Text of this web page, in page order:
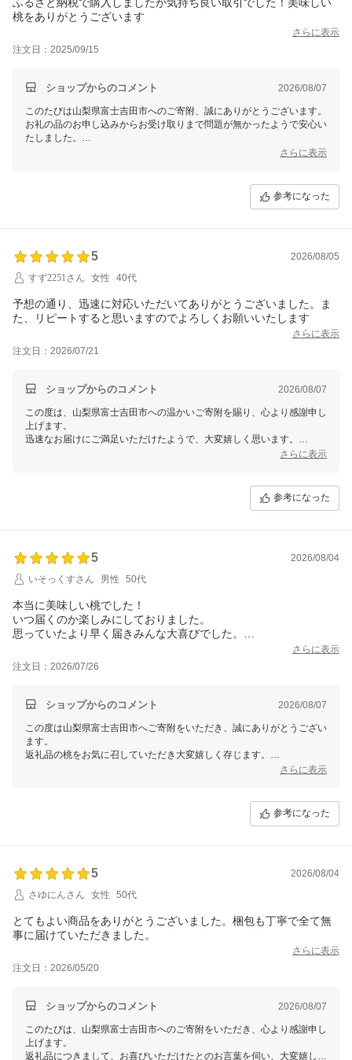
桃をありがとうございます
さらに表示
注文日：2025/09/15
ショップからのコメント 2026/08/07
このたびは山梨県富士吉田市へのご寄附、誠にありがとうございます。
お礼の品のお申し込みからお受け取りまで問題が無かったようで安心い
たしました。
また、お届けの桃を美味しくお召し上がりいただき嬉しく思います。
さらに表示
参考になった
5
2026/08/05
すず2251さん
女性 40代
予想の通り、迅速に対応いただいてありがとうございました。ま
た、リピートすると思いますのでよろしくお願いいたします
さらに表示
注文日：2026/07/21
ショップからのコメント 2026/08/07
この度は、山梨県富士吉田市への温かいご寄附を賜り、心より感謝申し
上げます。
迅速なお届けにご満足いただけたようで、大変嬉しく思います。
引き続き魅力ある返礼品をお届けできるよう努めてまいります。さらに表示
参考になった
5
2026/08/04
いそっくすさん
男性 50代
本当に美味しい桃でした！
いつ届くのか楽しみにしておりました。
思っていたより早く届きみんな大喜びでした。
さらに表示
注文日：2026/07/26
ショップからのコメント 2026/08/07
この度は山梨県富士吉田市へご寄附をいただき、誠にありがとうござい
ます。
返礼品の桃をお気に召していただき大変嬉しく存じます。
楽しみにお待ちいただいていたとのこと、無事に早めにお届けできて何
これからも寄附者様にご満足していただけるよう努めてまいります。
今後とも山梨県富士吉田市をどうぞよろしくお願いいたします。
さらに表示
参考になった
5
2026/08/04
さゆにんさん
女性 50代
とてもよい商品をありがとうございました。梱包も丁寧で全て無
事に届けていただきました。
さらに表示
注文日：2026/05/20
ショップからのコメント 2026/08/07
このたびは、山梨県富士吉田市へのご寄附をいただき、心より感謝申し
上げます。
返礼品につきまして、お喜びいただけたとのお言葉を伺い、大変嬉しく